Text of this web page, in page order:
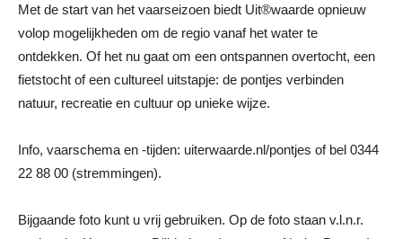
Met de start van het vaarseizoen biedt Uit®waarde opnieuw
volop mogelijkheden om de regio vanaf het water te
ontdekken. Of het nu gaat om een ontspannen overtocht, een
fietstocht of een cultureel uitstapje: de pontjes verbinden
natuur, recreatie en cultuur op unieke wijze.
Info, vaarschema en -tijden: uiterwaarde.nl/pontjes of bel 0344
22 88 00 (stremmingen).
Bijgaande foto kunt u vrij gebruiken. Op de foto staan v.l.n.r.